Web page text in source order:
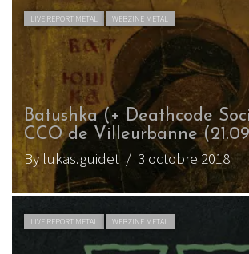
LIVE REPORT METAL WEBZINE METAL
Batushka (+ Deathcode
CCO de Villeurbanne
By lukas.guidet / 3 octobre 2018
LIVE REPORT METAL WEBZINE METAL